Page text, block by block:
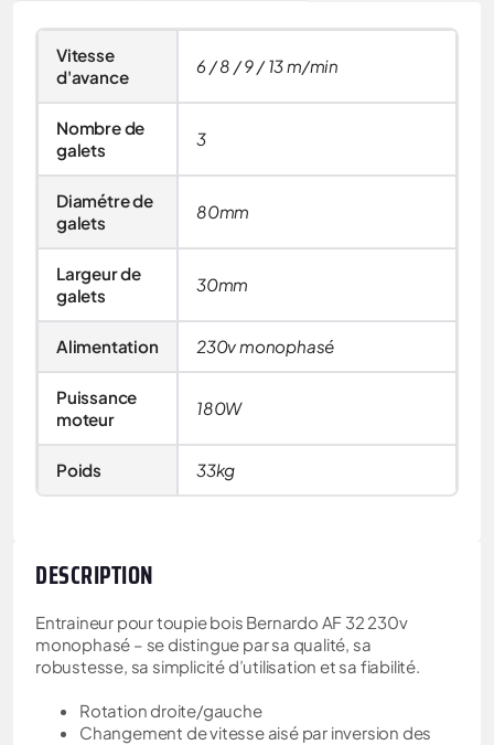
Vitesse
d'avance
6 / 8 / 9 / 13 m/min
Nombre de
galets
3
Diamétre de
galets
80mm
Largeur de
galets
30mm
Alimentation 230v monophasé
Puissance
moteur
180W
Poids 33kg
DESCRIPTION
Entraineur pour toupie bois Bernardo AF 32 230v
monophasé – se distingue par sa qualité, sa
robustesse, sa simplicité d’utilisation et sa fiabilité.
Rotation droite/gauche
Changement de vitesse aisé par inversion des